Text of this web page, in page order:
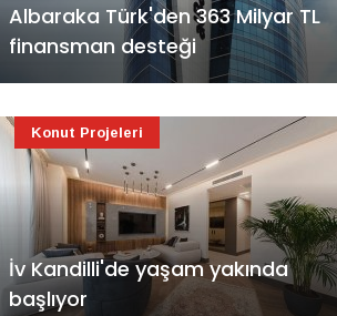
Albaraka Türk'den 363 Milyar TL
finansman desteği
İv Kandilli'de yaşam yakında
başlıyor
Konut Projeleri